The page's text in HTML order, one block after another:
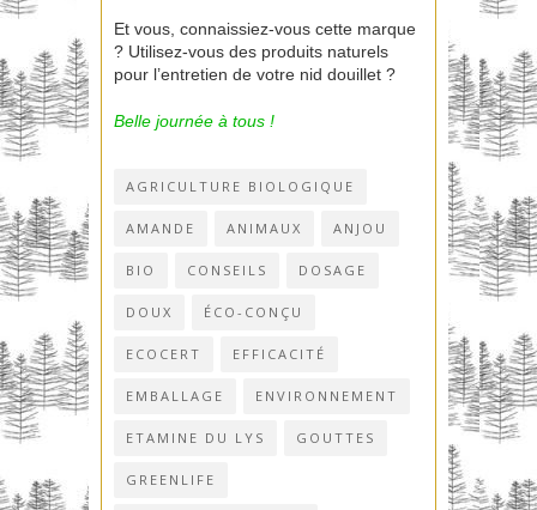
Et vous, connaissiez-vous cette marque
? Utilisez-vous des produits naturels
pour l’entretien de votre nid douillet ?
Belle journée à tous !
AGRICULTURE BIOLOGIQUE
AMANDE ANIMAUX ANJOU
BIO CONSEILS DOSAGE
DOUX ÉCO-CONÇU
ECOCERT EFFICACITÉ
EMBALLAGE ENVIRONNEMENT
ETAMINE DU LYS GOUTTES
GREENLIFE